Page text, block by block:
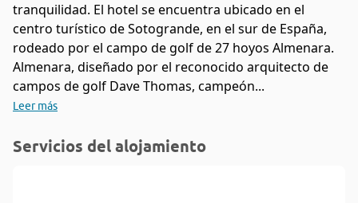
tranquilidad. El hotel se encuentra ubicado en el
centro turístico de Sotogrande, en el sur de España,
rodeado por el campo de golf de 27 hoyos Almenara.
Almenara, diseñado por el reconocido arquitecto de
campos de golf Dave Thomas, campeón...
Leer más
Servicios del alojamiento